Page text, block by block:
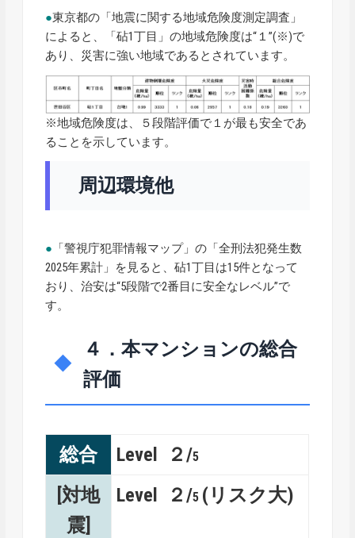
●東京都の「地震に関する地域危険度測定調査」
によると、「砧1丁目」の地域危険度は“１”(※)で
あり、災害に強い地域であるとされています。
※地域危険度は、５段階評価で１が最も安全であ
ることを示しています。
周辺環境他
● 「警視庁犯罪情報マップ」の「全刑法犯発生数
2025年累計」を見ると、砧1丁目は15件となって
おり、治安は“5段階で2番目に安全なレベル”で
す。
４．本マンションの総合
評価
総合 Level ２/5
[対地
震]
Level ２/5 (リスク大)